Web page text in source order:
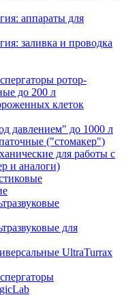
аппараты для
заливка и проводка
ротор-
до 200 л
клеток
давлением" до 1000 л
("стомакер")
для работы с
и аналоги)
для
UltraTurrax